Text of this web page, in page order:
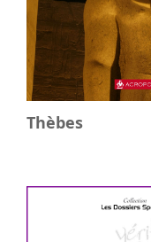
Thèbes